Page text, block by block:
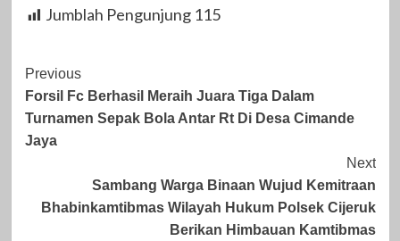
Jumblah Pengunjung 115
Post
Navigation
Previous
Forsil Fc Berhasil Meraih Juara Tiga Dalam
Turnamen Sepak Bola Antar Rt Di Desa Cimande
Jaya
Next
Sambang Warga Binaan Wujud Kemitraan
Bhabinkamtibmas Wilayah Hukum Polsek Cijeruk
Berikan Himbauan Kamtibmas